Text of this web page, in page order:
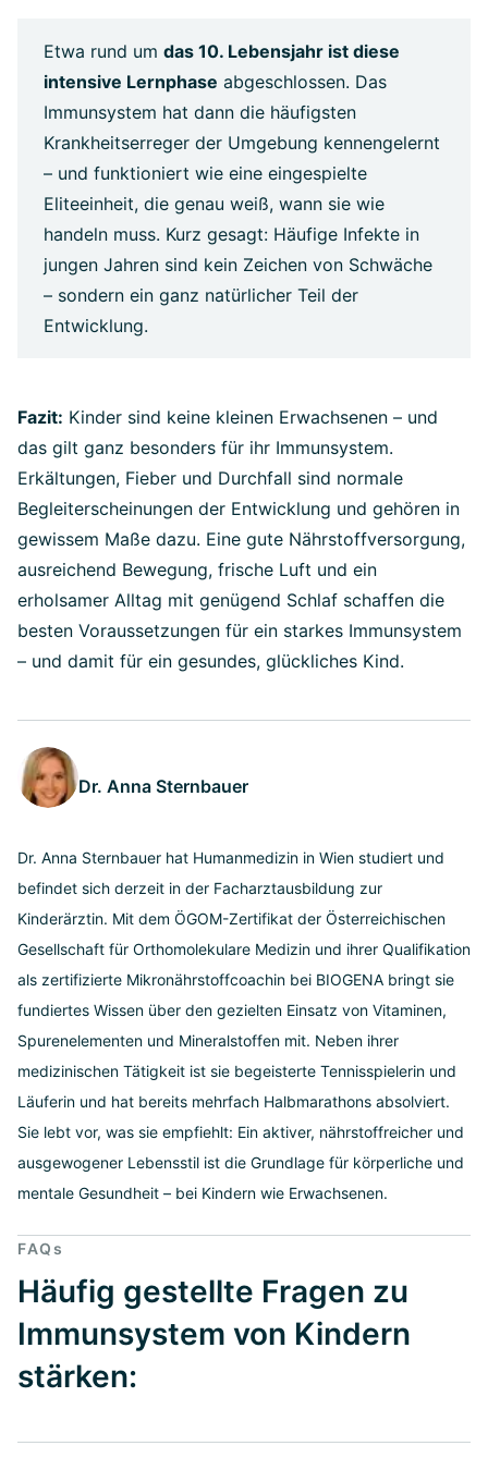
Etwa rund um das 10. Lebensjahr ist diese
intensive Lernphase abgeschlossen. Das
Immunsystem hat dann die häufigsten
Krankheitserreger der Umgebung kennengelernt
– und funktioniert wie eine eingespielte
Eliteeinheit, die genau weiß, wann sie wie
handeln muss. Kurz gesagt: Häufige Infekte in
jungen Jahren sind kein Zeichen von Schwäche
– sondern ein ganz natürlicher Teil der
Entwicklung.
Fazit: Kinder sind keine kleinen Erwachsenen – und
das gilt ganz besonders für ihr Immunsystem.
Erkältungen, Fieber und Durchfall sind normale
Begleiterscheinungen der Entwicklung und gehören in
gewissem Maße dazu. Eine gute Nährstoffversorgung,
ausreichend Bewegung, frische Luft und ein
erholsamer Alltag mit genügend Schlaf schaffen die
besten Voraussetzungen für ein starkes Immunsystem
– und damit für ein gesundes, glückliches Kind.
Dr. Anna Sternbauer
Dr. Anna Sternbauer hat Humanmedizin in Wien studiert und
befindet sich derzeit in der Facharztausbildung zur
Kinderärztin. Mit dem ÖGOM-Zertifikat der Österreichischen
Gesellschaft für Orthomolekulare Medizin und ihrer Qualifikation
als zertifizierte Mikronährstoffcoachin bei BIOGENA bringt sie
fundiertes Wissen über den gezielten Einsatz von Vitaminen,
Spurenelementen und Mineralstoffen mit. Neben ihrer
medizinischen Tätigkeit ist sie begeisterte Tennisspielerin und
Läuferin und hat bereits mehrfach Halbmarathons absolviert.
Sie lebt vor, was sie empfiehlt: Ein aktiver, nährstoffreicher und
ausgewogener Lebensstil ist die Grundlage für körperliche und
mentale Gesundheit – bei Kindern wie Erwachsenen.
FAQs
Häufig gestellte Fragen zu
Immunsystem von Kindern
stärken: